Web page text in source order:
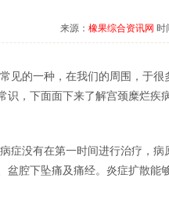
来源： 橡果综合资讯网 时
见的一种，在我们的周围，于
识，下面面下来了解宫颈糜烂疾
症没有在第一时间进行治疗，
盆腔下坠痛及痛经。炎症扩散